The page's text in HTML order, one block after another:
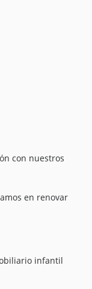
con nuestros
en renovar
infantil